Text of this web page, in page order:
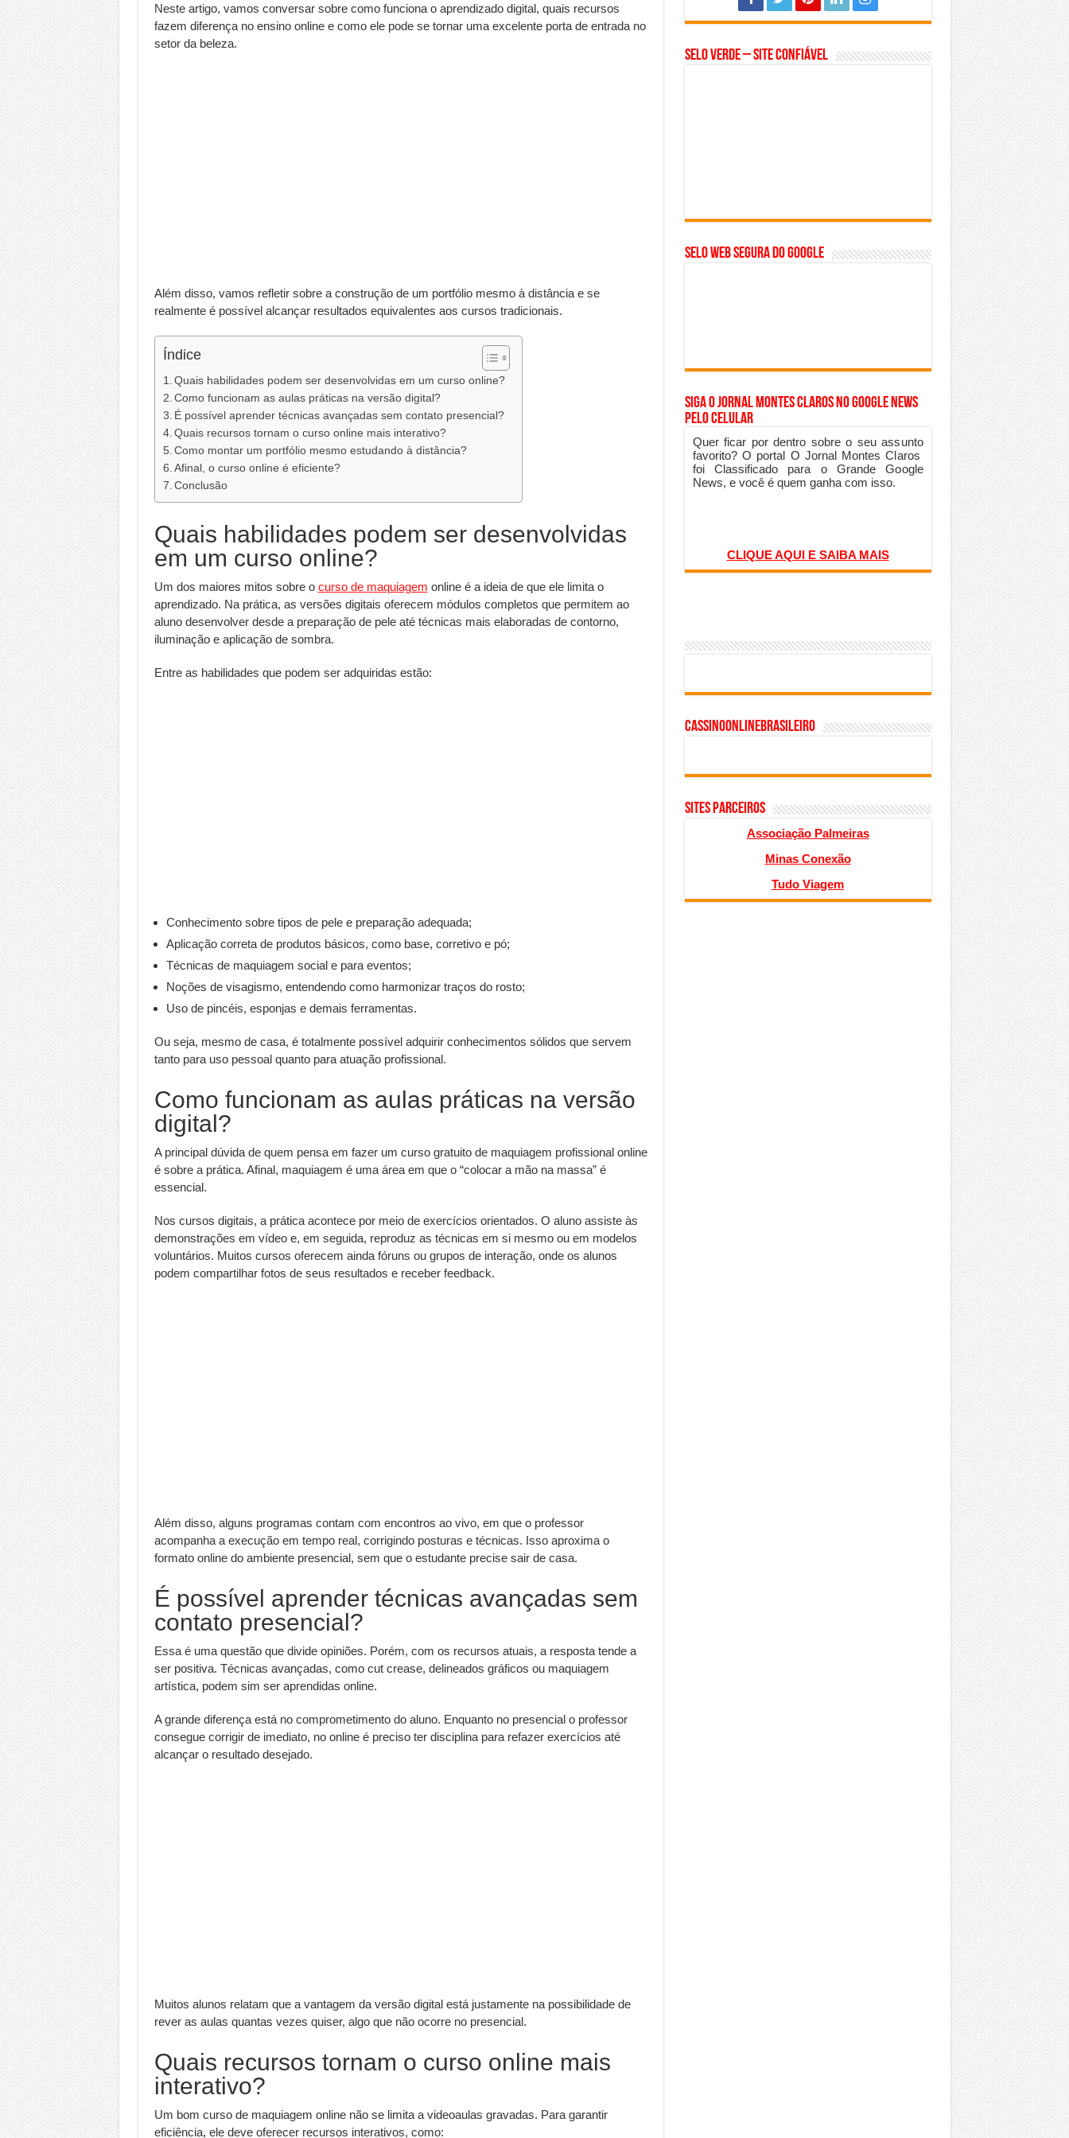
Neste artigo, vamos conversar sobre como funciona o aprendizado digital, quais recursos
fazem diferença no ensino online e como ele pode se tornar uma excelente porta de entrada no
setor da beleza.
Além disso, vamos refletir sobre a construção de um portfólio mesmo à distância e se
realmente é possível alcançar resultados equivalentes aos cursos tradicionais.
Índice
Quais habilidades podem ser desenvolvidas em um curso online?
Como funcionam as aulas práticas na versão digital?
É possível aprender técnicas avançadas sem contato presencial?
Quais recursos tornam o curso online mais interativo?
Como montar um portfólio mesmo estudando à distância?
Afinal, o curso online é eficiente?
Conclusão
Quais habilidades podem ser desenvolvidas
em um curso online?
Um dos maiores mitos sobre o curso de maquiagem online é a ideia de que ele limita o
aprendizado. Na prática, as versões digitais oferecem módulos completos que permitem ao
aluno desenvolver desde a preparação de pele até técnicas mais elaboradas de contorno,
iluminação e aplicação de sombra.
Entre as habilidades que podem ser adquiridas estão:
Conhecimento sobre tipos de pele e preparação adequada;
Aplicação correta de produtos básicos, como base, corretivo e pó;
Técnicas de maquiagem social e para eventos;
Noções de visagismo, entendendo como harmonizar traços do rosto;
Uso de pincéis, esponjas e demais ferramentas.
Ou seja, mesmo de casa, é totalmente possível adquirir conhecimentos sólidos que servem
tanto para uso pessoal quanto para atuação profissional.
Como funcionam as aulas práticas na versão
digital?
A principal dúvida de quem pensa em fazer um curso gratuito de maquiagem profissional online
é sobre a prática. Afinal, maquiagem é uma área em que o “colocar a mão na massa” é
essencial.
Nos cursos digitais, a prática acontece por meio de exercícios orientados. O aluno assiste às
demonstrações em vídeo e, em seguida, reproduz as técnicas em si mesmo ou em modelos
voluntários. Muitos cursos oferecem ainda fóruns ou grupos de interação, onde os alunos
podem compartilhar fotos de seus resultados e receber feedback.
Além disso, alguns programas contam com encontros ao vivo, em que o professor
acompanha a execução em tempo real, corrigindo posturas e técnicas. Isso aproxima o
formato online do ambiente presencial, sem que o estudante precise sair de casa.
É possível aprender técnicas avançadas sem
contato presencial?
Essa é uma questão que divide opiniões. Porém, com os recursos atuais, a resposta tende a
ser positiva. Técnicas avançadas, como cut crease, delineados gráficos ou maquiagem
artística, podem sim ser aprendidas online.
A grande diferença está no comprometimento do aluno. Enquanto no presencial o professor
consegue corrigir de imediato, no online é preciso ter disciplina para refazer exercícios até
alcançar o resultado desejado.
Muitos alunos relatam que a vantagem da versão digital está justamente na possibilidade de
rever as aulas quantas vezes quiser, algo que não ocorre no presencial.
Quais recursos tornam o curso online mais
interativo?
Um bom curso de maquiagem online não se limita a videoaulas gravadas. Para garantir
eficiência, ele deve oferecer recursos interativos, como:
Selo Verde – Site Confiável
SELO WEB SEGURA do GOOGLE
Siga o Jornal Montes Claros no Google News
pelo Celular
Quer ficar por dentro sobre o seu assunto
favorito? O portal O Jornal Montes Claros
foi Classificado para o Grande Google
News, e você é quem ganha com isso.
CLIQUE AQUI E SAIBA MAIS
cassinoonlinebrasileiro
SITES PARCEIROS
Associação Palmeiras
Minas Conexão
Tudo Viagem